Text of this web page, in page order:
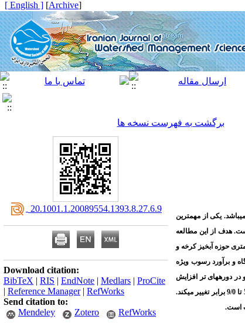
[
Archive
]
[ English ]
برگشت به فهرست نسخه ها
یکی از مهم­ترین
هدف از این مطالعه
حوزه آبخیز کرخه و
سنجه­ رسوب هر ایستگاه و برآورد رسوب ویژه
دوره­های تر افزایش
قابل توجهی را داشته است. به این صورت که در سال­های مرطوب، به طور متوسط میزان رسوب ویژه 57/1 برابر سال­های خشک است، که این میزان بین 5 تا 9/0 برابر تغییر می­کند.
‎ 20.1001.1.20089554.1393.8.27.6.9
Download citation:
BibTeX | RIS | EndNote | Medlars | ProCite
| Reference Manager| RefWorks
Send citation to:
Mendeley
Zotero RefWorks